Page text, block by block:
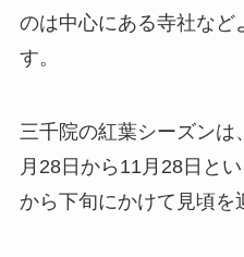
のは中心にある寺社など
す。
三千院の紅葉シーズンは
月28日から11月28日と
から下旬にかけて見頃を